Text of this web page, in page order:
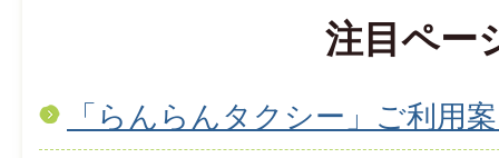
注目ペー
「らんらんタクシー」ご利用